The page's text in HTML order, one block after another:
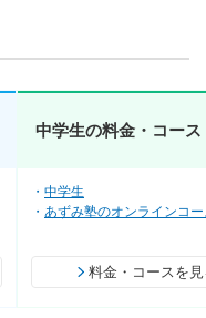
中学生の料金・コース
中学生
あずみ塾のオンラインコ
料金・コースを